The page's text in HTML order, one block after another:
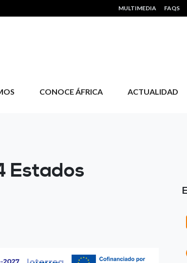
HEADER MENU
MULTIMEDIA FAQS
CONOCE ÁFRICA ACTUALIDAD
Estados